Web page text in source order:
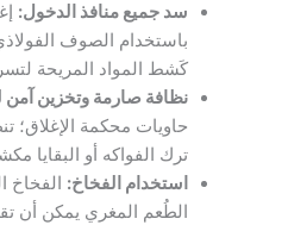
سد جميع منافذ الدخول:
باستخدام الصوف
كَشط المواد المريحة
نظافة صارمة وتخزين آمن
حاويات محكمة الإغلاق؛
ترك الفواكه أو البقايا
استخدام الفخاخ: الفخاخ
الطُعم المغري يمكن أن